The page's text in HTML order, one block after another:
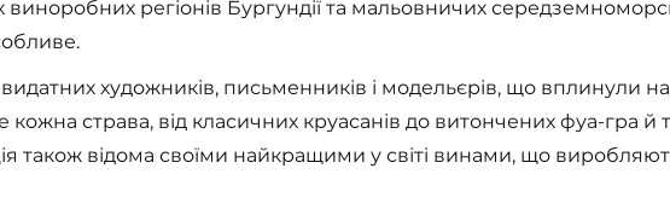
регіонів Бургундії та мальовничих
художників, письменників і модельєрів, що вплинули
страва, від класичних круасанів до витончених фуа-гра
також відома своїми найкращими у світі винами, що